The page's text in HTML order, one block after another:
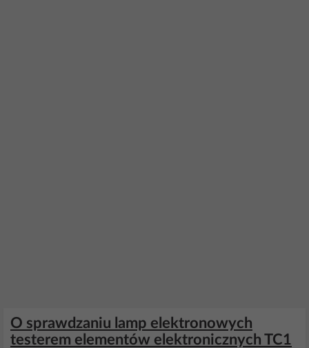
O sprawdzaniu lamp elektronowych
testerem elementów elektronicznych TC1